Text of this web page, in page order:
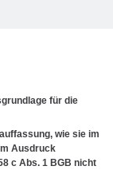
für die
wie sie im
Ausdruck
c Abs. 1 BGB nicht